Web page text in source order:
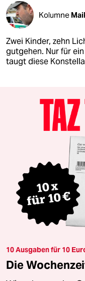
Kolumne
Zwei Kinder, zehn
gutgehen. Nur für
taugt diese
10 Ausgaben für 10
Die